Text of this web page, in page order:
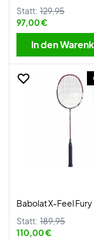
Statt: 129,95
97,00 €
In den
Babolat X-Feel Fury
Statt: 189,95
110,00 €